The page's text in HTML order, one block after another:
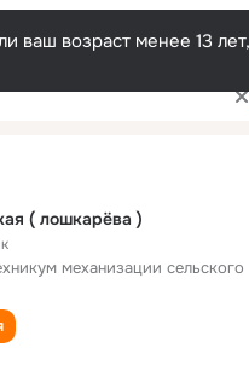
ваш возраст менее 13
( лошкарёва )
механизации сельского